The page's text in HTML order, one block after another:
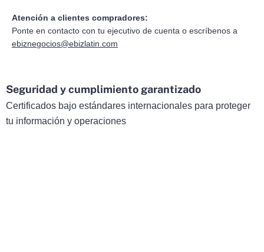
Atención a clientes compradores:
Ponte en contacto con tu ejecutivo de cuenta o escríbenos a
ebiznegocios@ebizlatin.com
Seguridad y cumplimiento garantizado
Certificados bajo estándares internacionales para proteger
tu información y operaciones